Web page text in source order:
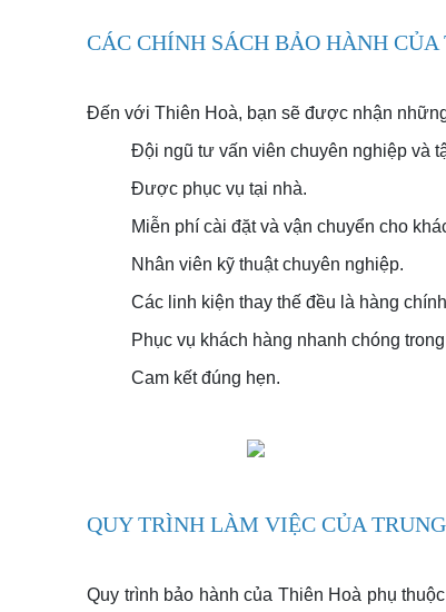
Tủ lạnh bị hư board mạch
CÁC CHÍNH SÁCH BẢO HÀNH
Đến với Thiên Hoà, bạn sẽ được nhận
Đội ngũ tư vấn viên chuyên nghiệp và
Được phục vụ tại nhà.
Miễn phí cài đặt và vận chuyển cho
Nhân viên kỹ thuật chuyên nghiệp.
Các linh kiện thay thế đều là hàng
Phục vụ khách hàng nhanh chóng
Cam kết đúng hẹn.
QUY TRÌNH LÀM VIỆC CỦA
Quy trình bảo hành của Thiên Hoà phụ